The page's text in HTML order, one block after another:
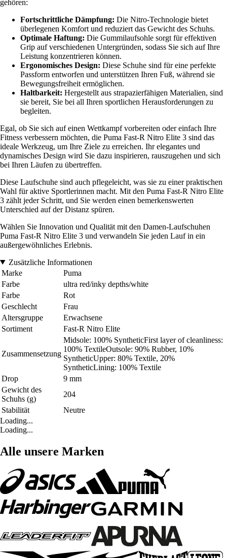
gehören:
Fortschrittliche Dämpfung: Die Nitro-Technologie bietet
überlegenen Komfort und reduziert das Gewicht des Schuhs.
Optimale Haftung: Die Gummilaufsohle sorgt für effektiven
Grip auf verschiedenen Untergründen, sodass Sie sich auf Ihre
Leistung konzentrieren können.
Ergonomisches Design: Diese Schuhe sind für eine perfekte
Passform entworfen und unterstützen Ihren Fuß, während sie
Bewegungsfreiheit ermöglichen.
Haltbarkeit: Hergestellt aus strapazierfähigen Materialien, sind
sie bereit, Sie bei all Ihren sportlichen Herausforderungen zu
begleiten.
Egal, ob Sie sich auf einen Wettkampf vorbereiten oder einfach Ihre
Fitness verbessern möchten, die Puma Fast-R Nitro Elite 3 sind das
ideale Werkzeug, um Ihre Ziele zu erreichen. Ihr elegantes und
dynamisches Design wird Sie dazu inspirieren, rauszugehen und sich
bei Ihren Läufen zu übertreffen.
Diese Laufschuhe sind auch pflegeleicht, was sie zu einer praktischen
Wahl für aktive Sportlerinnen macht. Mit den Puma Fast-R Nitro Elite
3 zählt jeder Schritt, und Sie werden einen bemerkenswerten
Unterschied auf der Distanz spüren.
Wählen Sie Innovation und Qualität mit den Damen-Laufschuhen
Puma Fast-R Nitro Elite 3 und verwandeln Sie jeden Lauf in ein
außergewöhnliches Erlebnis.
Zusätzliche Informationen
Marke
Puma
Farbe
ultra red/inky depths/white
Farbe
Rot
Geschlecht
Frau
Altersgruppe
Erwachsene
Sortiment
Fast-R Nitro Elite
Zusammensetzung
Midsole: 100% SyntheticFirst layer of cleanliness:
100% TextileOutsole: 90% Rubber, 10%
SyntheticUpper: 80% Textile, 20%
SyntheticLining: 100% Textile
Drop
9 mm
Gewicht des
Schuhs (g)
204
Stabilität
Neutre
Loading...
Loading...
Alle unsere Marken